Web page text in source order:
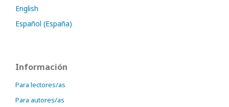
English
Español (España)
Información
Para lectores/as
Para autores/as